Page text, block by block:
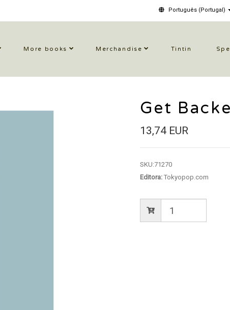
Português (Portugal)
More books Merchandise Tintin
Get
13,74 EUR
SKU:71270
Editora:Tokyopop.com